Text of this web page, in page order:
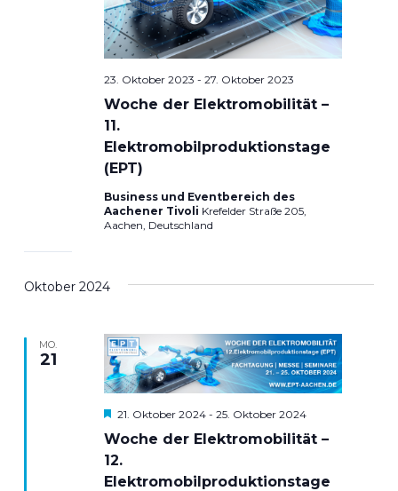
Woche der Elektromobilität –
11.
Elektromobilproduktionstage
(EPT)
23. Oktober 2023 - 27. Oktober 2023
Business und Eventbereich des
Aachener Tivoli Krefelder Straße 205,
Aachen, Deutschland
Oktober 2024
MO.
21
Woche der Elektromobilität –
12.
Elektromobilproduktionstage
Hervorgehoben
21. Oktober 2024- 25. Oktober 2024